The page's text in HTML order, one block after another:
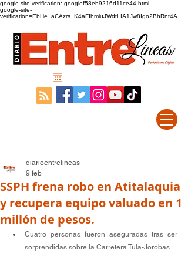
google-site-verification: googlef58eb9216d11ce44.html
google-site-
verification=EbHe_aCAzrs_K4aFIhmluJWdtLIA1Jw8Igo2BhRnt4A
SSPH frena robo en Atitalaquia
y recupera equipo valuado en 1
millón de pesos.
diarioentrelineas
9 feb
Cuatro personas fueron aseguradas tras ser
sorprendidas sobre la Carretera Tula-Jorobas.